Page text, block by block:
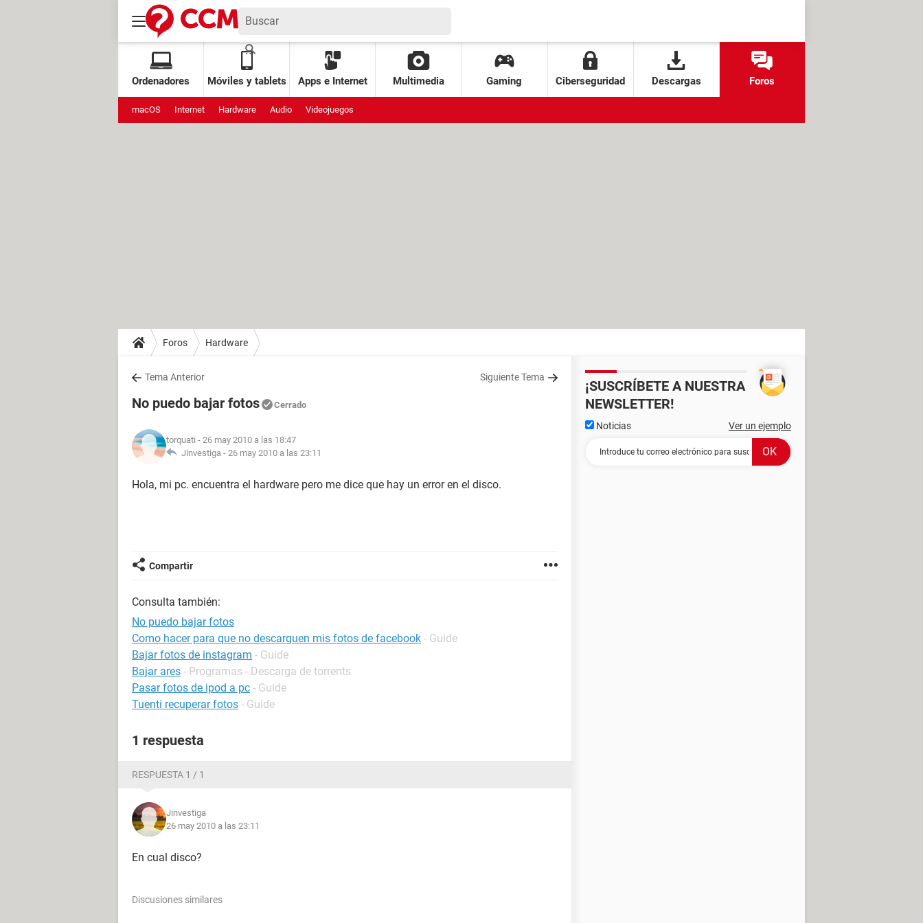
Ordenadores Móviles y tablets Apps e Internet Multimedia Gaming Ciberseguridad Descargas Foros
macOS Internet Hardware Audio Videojuegos
Foros Hardware
Tema Anterior Siguiente Tema
No puedo bajar fotos Cerrado
torquati - 26 may 2010 a las 18:47
Jinvestiga - 26 may 2010 a las 23:11
Hola, mi pc. encuentra el hardware pero me dice que hay un error en el disco.
Compartir
Consulta también:
No puedo bajar fotos
Como hacer para que no descarguen mis fotos de facebook - Guide
Bajar fotos de instagram - Guide
Bajar ares - Programas - Descarga de torrents
Pasar fotos de ipod a pc - Guide
Tuenti recuperar fotos - Guide
1 respuesta
RESPUESTA 1 / 1
Jinvestiga
26 may 2010 a las 23:11
En cual disco?
Discusiones similares
¡SUSCRÍBETE A NUESTRA
NEWSLETTER!
Noticias Ver un ejemplo